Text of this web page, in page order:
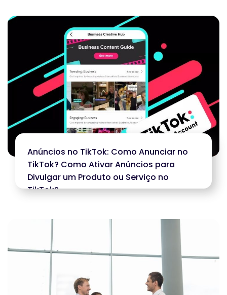
Anúncios no TikTok: Como Anunciar no
TikTok? Como Ativar Anúncios para
Divulgar um Produto ou Serviço no
TikTok?